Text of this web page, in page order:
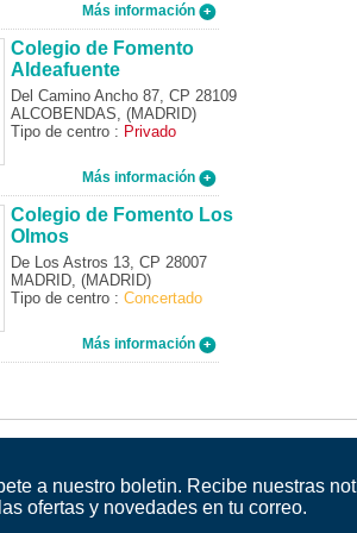
Más información
Colegio de Fomento
Aldeafuente
Del Camino Ancho 87, CP 28109
ALCOBENDAS, (MADRID)
Tipo de centro : Privado
Más información
Colegio de Fomento Los
Olmos
De Los Astros 13, CP 28007
MADRID, (MADRID)
Tipo de centro : Concertado
Más información
a nuestro boletin. Recibe nuestras
ofertas y novedades en tu correo.